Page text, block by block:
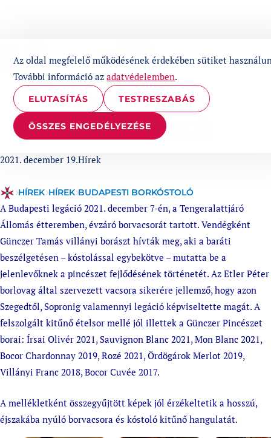
Az oldal megfelelő működésének érdekében sütiket
További információ azadatvédelemben.
ELUTASÍTÁS TESTRESZABÁS
ÖSSZES ENGEDÉLYEZÉSE
1%
BUDAPESTI
BORKÓSTOLÓ
Published at
2021. december 19.Categories:
Hírek
HÍREK HÍREK BUDAPESTI BORKÓSTOLÓ
A Budapesti legáció 2021. december 7-én, a Tengeralattjáró
Állomás étteremben, évzáró borvacsorát tartott. Vendégként
Günczer Tamás villányi borászt hívták meg, aki a baráti
beszélgetésen – kóstolással egybekötve – mutatta be a
jelenlevőknek a pincészet fejlődésének történetét. Az Etler Péter
borlovag által szervezett vacsora sikerére jellemző, hogy azon
Szegedtől, Sopronig valamennyi legáció képviseltette magát. A
felszolgált kitűnő ételsor mellé jól illettek a Günczer Pincészet
borai: Írsai Olivér 2021, Sauvignon Blanc 2021, Mon Blanc 2021,
Bocor Chardonnay 2019, Rozé 2021, Ördögárok Merlot 2019,
Villányi Franc 2018, Bocor Cuvée 2017.
A mellékletként összegyűjtött képek jól érzékeltetik a hosszú,
éjszakába nyúló borvacsora és kóstoló kitűnő hangulatát.